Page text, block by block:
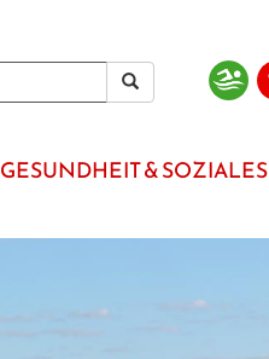
GESUNDHEIT & SOZIALES